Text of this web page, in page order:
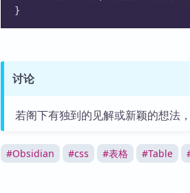
}
讨论
若阁下有独到的见解或新颖的想法
#Obsidian #css #表格 #Table